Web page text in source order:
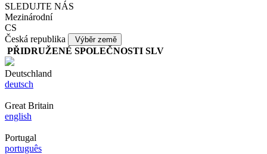
SLEDUJTE NÁS
Mezinárodní
CS
Česká republika
Výběr země
PŘIDRUŽENÉ SPOLEČNOSTI SLV
Deutschland
deutsch
Great Britain
english
Portugal
português